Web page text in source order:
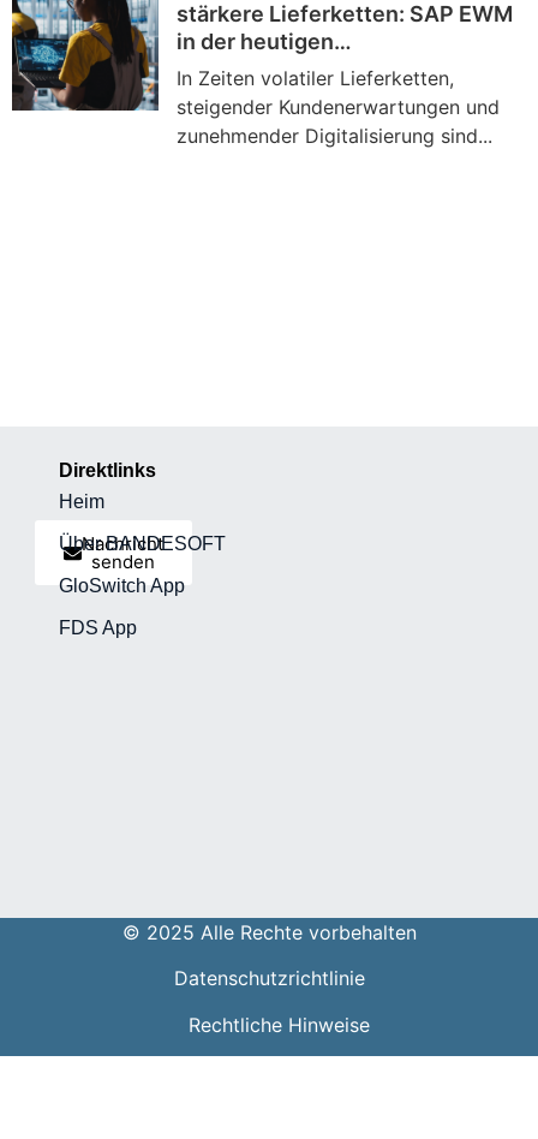
stärkere Lieferketten: SAP EWM
in der heutigen
Logistiklandschaft neu denken
In Zeiten volatiler Lieferketten,
steigender Kundenerwartungen und
zunehmender Digitalisierung sind...
Nachricht
senden
Direktlinks
Heim
Über BANDESOFT
GloSwitch App
FDS App
© 2025 Alle Rechte vorbehalten
Datenschutzrichtlinie
Rechtliche Hinweise